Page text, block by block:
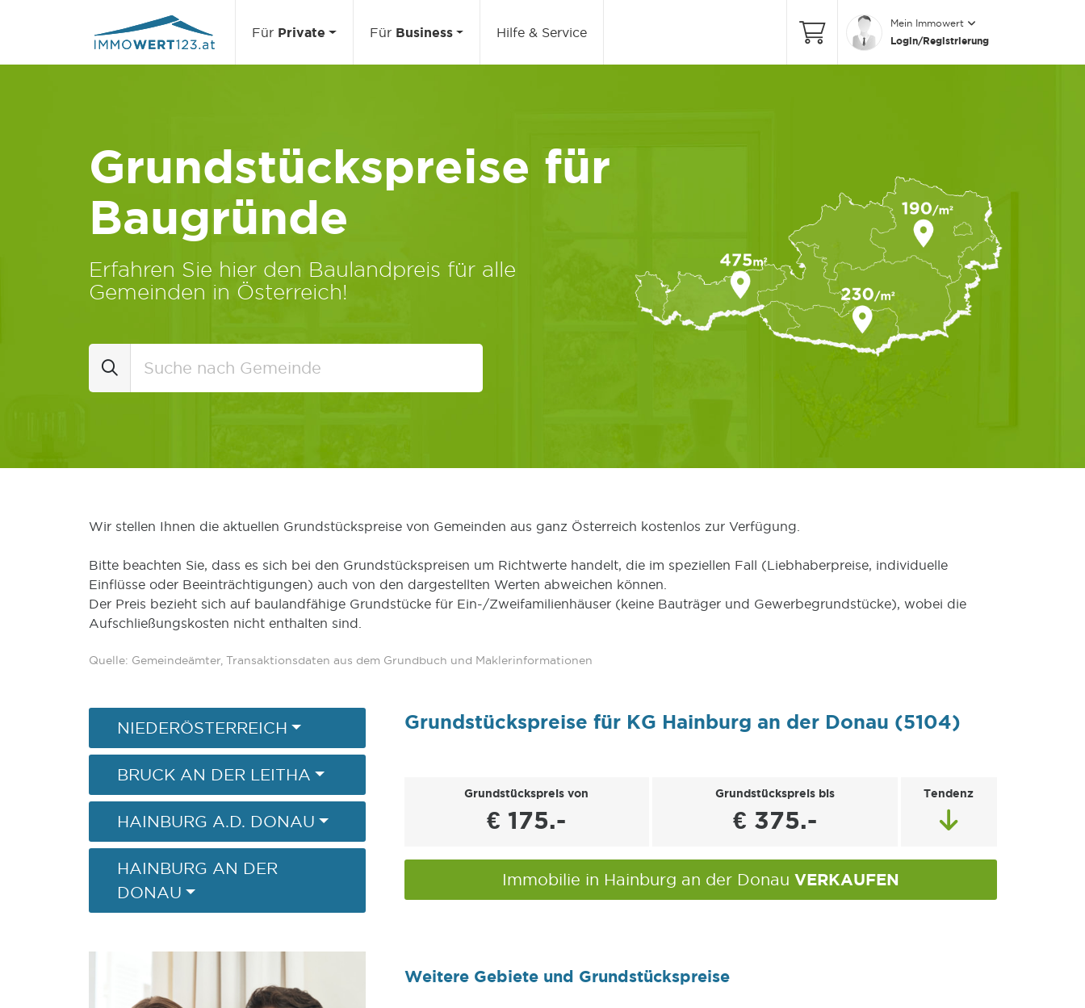
Für Private Für Business Hilfe & Service
Mein Immowert
Login/Registrierung
Grundstückspreise für
Baugründe
Erfahren Sie hier den Baulandpreis für alle
Gemeinden in Österreich!
Wir stellen Ihnen die aktuellen Grundstückspreise von Gemeinden aus ganz Österreich kostenlos zur Verfügung.
Bitte beachten Sie, dass es sich bei den Grundstückspreisen um Richtwerte handelt, die im speziellen Fall (Liebhaberpreise, individuelle
Einflüsse oder Beeinträchtigungen) auch von den dargestellten Werten abweichen können.
Der Preis bezieht sich auf baulandfähige Grundstücke für Ein-/Zweifamilienhäuser (keine Bauträger und Gewerbegrundstücke), wobei die
Aufschließungskosten nicht enthalten sind.
Quelle: Gemeindeämter, Transaktionsdaten aus dem Grundbuch und Maklerinformationen
NIEDERÖSTERREICH
BRUCK AN DER LEITHA
HAINBURG A.D. DONAU
HAINBURG AN DER
DONAU
Grundstückspreise für KG Hainburg an der Donau (5104)
Grundstückspreis von
€ 175.-
Grundstückspreis bis
€ 375.-
Tendenz
Immobilie in Hainburg an der Donau VERKAUFEN
Weitere Gebiete und Grundstückspreise